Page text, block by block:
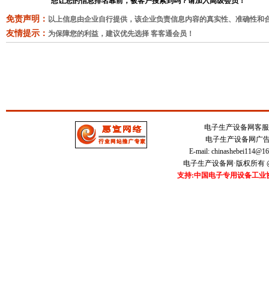
免责声明：
友情提示：
以上信息由企业自行提供，该企业负责信息内容的真实性、准确性
为保障您的利益，建议优先选择 客客通会员！
电子生产设备网客
电子生产设备网广
E-mail:
电子生产设备网·版权所有
支持:中国电子专用设备工业